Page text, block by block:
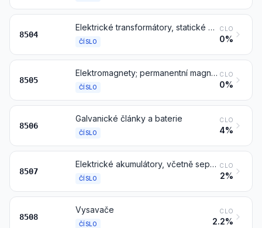
8504
Elektrické transformátory, statické měniče (například usměrňovače) a induktory
ČÍSLO
CLO
0%
8505
Elektromagnety; permanentní magnety a výrobky určené ke zmagnetizování na permanentní magnety; sklíčidla, svěradla a podobná upínací zařízení, elektromagnetická nebo permanentně magnetická; elektromagnetické spojky, převody a brzdy; elektromagnetické zdvihací hlavy
ČÍSLO
CLO
0%
8506
Galvanické články a baterie
ČÍSLO
CLO
4%
8507
Elektrické akumulátory, včetně separátorů pro ně, též pravoúhlých (včetně čtvercových)
ČÍSLO
CLO
2%
8508
Vysavače
ČÍSLO
CLO
2.2%